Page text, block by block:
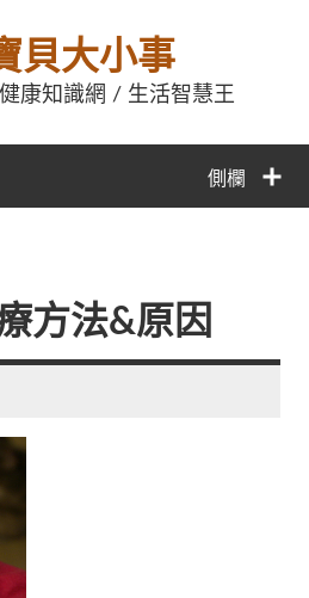
貝大小事
康知識網 / 生活智慧王
側欄
方法&原因